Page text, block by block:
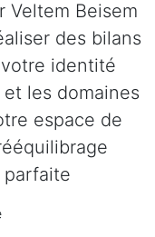
Veltem Beisem
des bilans
identité
les domaines
espace de
parfaite